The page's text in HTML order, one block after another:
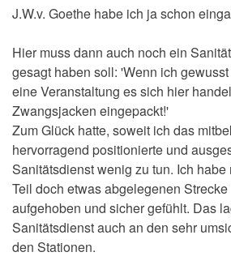
J.W.v. Goethe habe ich ja schon
Hier muss dann auch noch ein
gesagt haben soll: 'Wenn ich
eine Veranstaltung es sich hier
Zwangsjacken eingepackt!'
Zum Glück hatte, soweit ich das
hervorragend positionierte und
Sanitätsdienst wenig zu tun. Ich habe
Teil doch etwas abgelegenen
aufgehoben und sicher gefühlt. Das
Sanitätsdienst auch an den sehr
den Stationen.